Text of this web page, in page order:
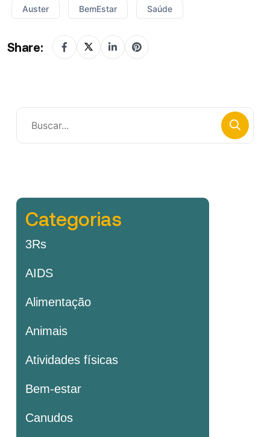
Auster BemEstar Saúde
Share:
Categorias
3Rs
AIDS
Alimentação
Animais
Atividades físicas
Bem-estar
Canudos